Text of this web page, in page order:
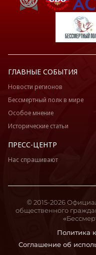
ГЛАВНЫЕ СОБЫТИЯ
Новости регионов
Бессмертный полк в мире
Особое мнение
Исторические статьи
ПРЕСС-ЦЕНТР
Нас спрашивают
Политика
Соглашение об
© 2015-2026
общественного